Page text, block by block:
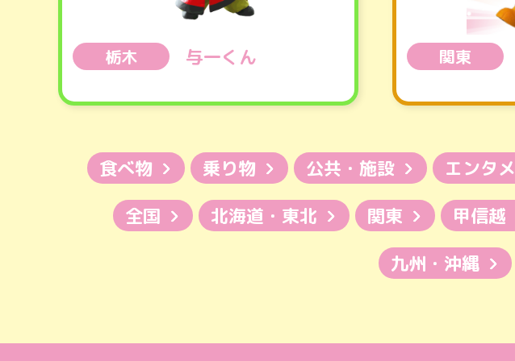
栃木 与一くん 関東
食べ物 乗り物 公共・施設 エンタメ
全国
北海道・東北 関東 甲信越
九州・沖縄